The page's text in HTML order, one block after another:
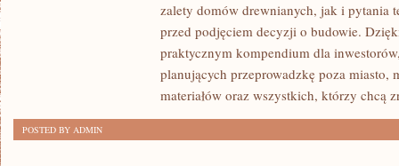
FORMALNOŚCI
zalety domów drewnianych, jak i pytania
przed podjęciem decyzji o budowie.
praktycznym kompendium dla
planujących przeprowadzkę poza miasto,
materiałów oraz wszystkich, którzy chcą
POSTED BY ADMIN